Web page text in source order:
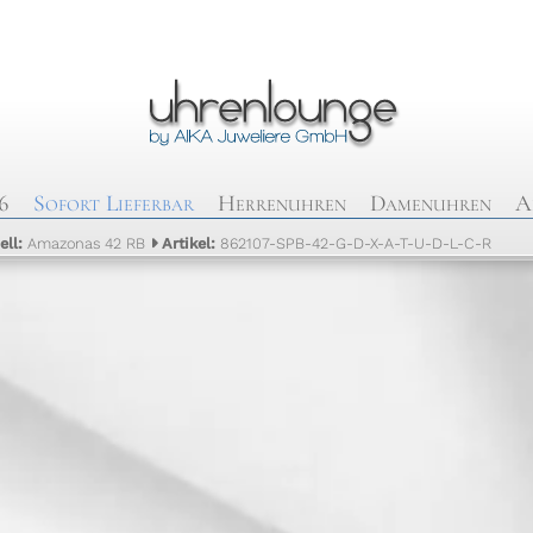
Sofort Lieferbar Herrenuhren Damenuhren
Amazonas 42 RB Artikel: 862107-SPB-42-G-D-X-A-T-U-D-L-C-R